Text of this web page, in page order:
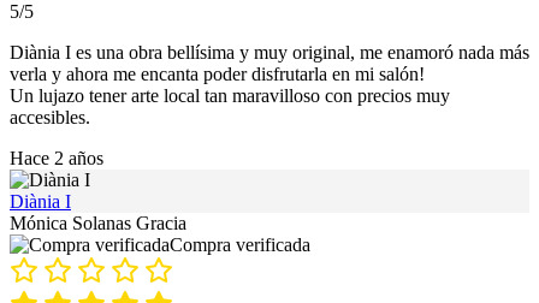
5/5
Diània I es una obra bellísima y muy original, me enamoró nada más
verla y ahora me encanta poder disfrutarla en mi salón!
Un lujazo tener arte local tan maravilloso con precios muy
accesibles.
Hace 2 años
Diània I
Mónica Solanas Gracia
Compra verificada